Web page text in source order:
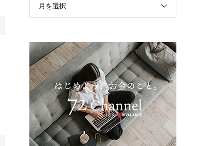
月を選択